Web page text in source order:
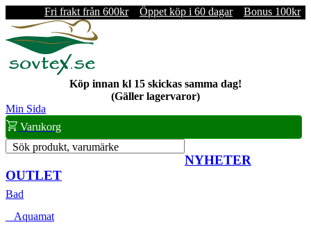
Fri frakt från 600kr Öppet köp i 60 dagar Bonus 100kr
Köp innan kl 15 skickas samma dag!
(Gäller lagervaror)
Min Sida
Varukorg
Sök produkt, varumärke
NYHETER
OUTLET
Bad
Aquamat